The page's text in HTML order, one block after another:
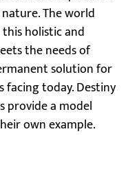
The world
holistic and
the needs of
solution for
today. Destiny
provide a model
own example.